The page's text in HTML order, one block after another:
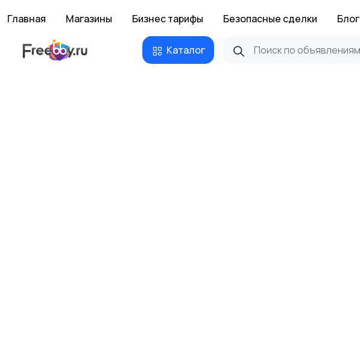
Главная Магазины Бизнес тарифы Безопасные сделки Блог
Каталог